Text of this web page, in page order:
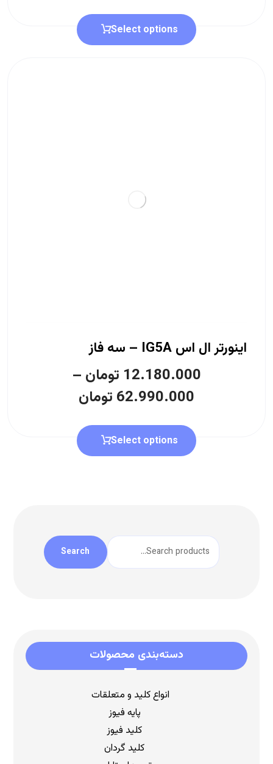
Select options
اینورتر ال اس IG5A – سه فاز
12.180.000 تومان –
62.990.000 تومان
Select options
Search
دسته‌بندی محصولات
انواع کلید و متعلقات
پایه فیوز
کلید فیوز
کلید گردان